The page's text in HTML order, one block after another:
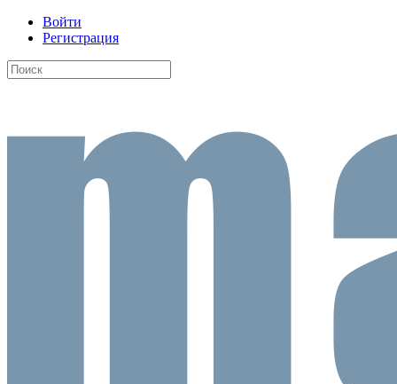
Войти
Регистрация